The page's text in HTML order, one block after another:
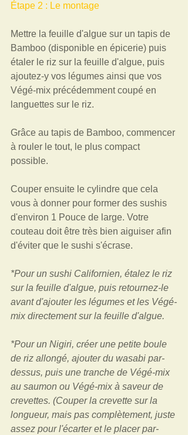
Étape 2 : Le montage
Mettre la feuille d'algue sur un tapis de
Bamboo (disponible en épicerie) puis
étaler le riz sur la feuille d'algue, puis
ajoutez-y vos légumes ainsi que vos
Végé-mix précédemment coupé en
languettes sur le riz.
Grâce au tapis de Bamboo, commencer
à rouler le tout, le plus compact
possible.
Couper ensuite le cylindre que cela
vous à donner pour former des sushis
d'environ 1 Pouce de large. Votre
couteau doit être très bien aiguiser afin
d'éviter que le sushi s'écrase.
*Pour un sushi Californien, étalez le riz
sur la feuille d'algue, puis retournez-le
avant d'ajouter les légumes et les Végé-
mix directement sur la feuille d'algue.
*Pour un Nigiri, créer une petite boule
de riz allongé, ajouter du wasabi par-
dessus, puis une tranche de Végé-mix
au saumon ou Végé-mix à saveur de
crevettes. (Couper la crevette sur la
longueur, mais pas complètement, juste
assez pour l'écarter et le placer par-